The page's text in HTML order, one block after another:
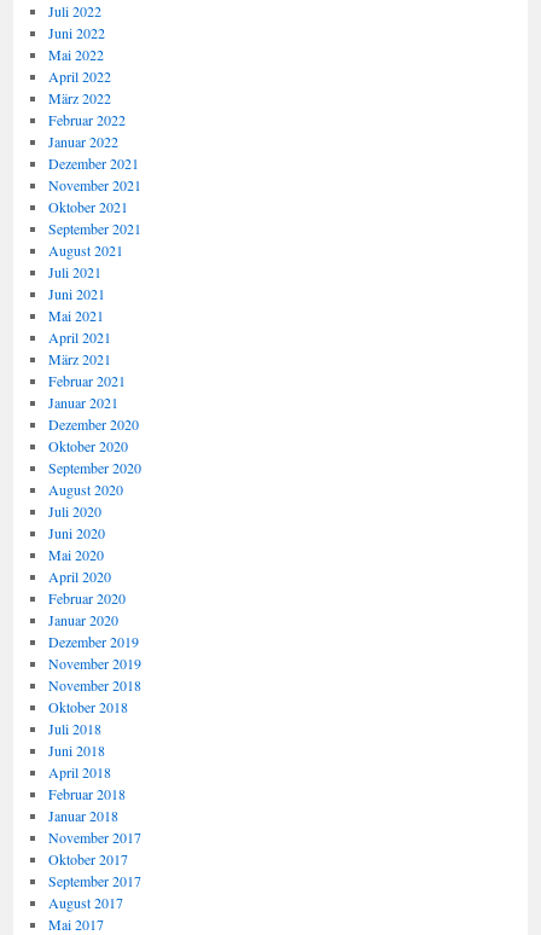
Juli 2022
Juni 2022
Mai 2022
April 2022
März 2022
Februar 2022
Januar 2022
Dezember 2021
November 2021
Oktober 2021
September 2021
August 2021
Juli 2021
Juni 2021
Mai 2021
April 2021
März 2021
Februar 2021
Januar 2021
Dezember 2020
Oktober 2020
September 2020
August 2020
Juli 2020
Juni 2020
Mai 2020
April 2020
Februar 2020
Januar 2020
Dezember 2019
November 2019
November 2018
Oktober 2018
Juli 2018
Juni 2018
April 2018
Februar 2018
Januar 2018
November 2017
Oktober 2017
September 2017
August 2017
Mai 2017